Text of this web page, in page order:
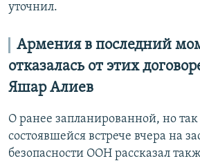
уточнил.
Армения в последний
отказалась от этих
Яшар Алиев
О ранее запланированной, но
состоявшейся встрече вчера на
безопасности ООН рассказал